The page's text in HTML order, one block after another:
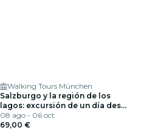
Walking Tours München
Salzburgo y la región de los
lagos: excursión de un día desde
Múnich
08 ago - 06 oct
69,00 €